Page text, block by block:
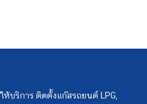
ให้บริการ ติดตั้งแก๊สรถยนต์ LPG,